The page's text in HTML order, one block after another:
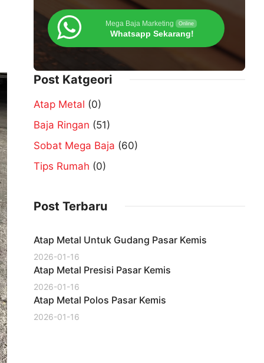
Mega Baja Marketing Online
Whatsapp Sekarang!
Post Katgeori
Atap Metal (0)
Baja Ringan (51)
Sobat Mega Baja (60)
Tips Rumah (0)
Post Terbaru
Atap Metal Untuk Gudang Pasar Kemis
2026-01-16
Atap Metal Presisi Pasar Kemis
2026-01-16
Atap Metal Polos Pasar Kemis
2026-01-16